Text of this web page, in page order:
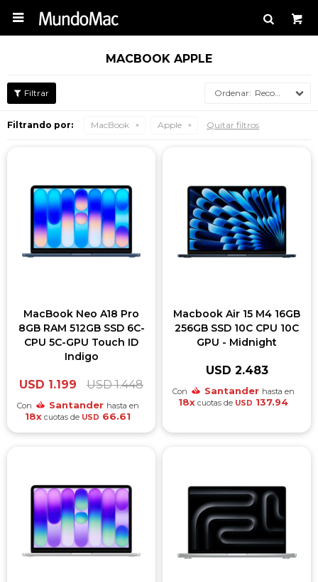

MACBOOK APPLE
Recomendados
Filtrando por: MacBook Apple Quitar filtros
MacBook Neo A18 Pro
8GB RAM 512GB SSD 6C-
CPU 5C-GPU Touch ID
Indigo
USD 1.199 USD 1.448
Con Santander hasta en
18x cuotas de USD 66.61
Macbook Air 15 M4 16GB
256GB SSD 10C CPU 10C
GPU - Midnight
USD 2.483
Con Santander hasta en
18x cuotas de USD 137.94